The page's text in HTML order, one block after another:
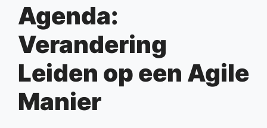
Agenda:
Verandering
Leiden op een Agile
Manier